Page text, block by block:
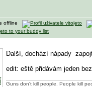
Další, dochází nápady
edit: eště přidávám jeden
Guns don't kill people. People kill